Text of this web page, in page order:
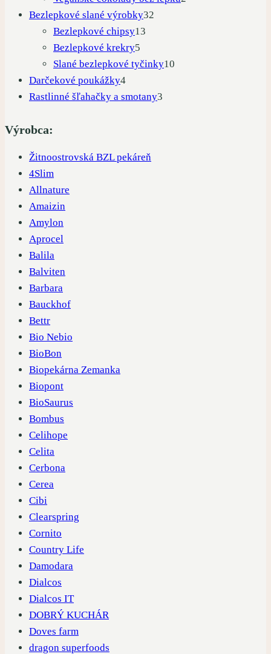
Bezlepkové slané výrobky32
Bezlepkové chipsy13
Bezlepkové krekry5
produktov
Slané bezlepkové tyčinky10
Darčekové poukážky44
produkty
Rastlinné šľahačky a smotany3
Výrobca:
Žitnoostrovská BZL pekáreň
4Slim
Allnature
Amaizin
Amylon
Aprocel
Balila
Balviten
Barbara
Bauckhof
Bettr
Bio Nebio
BioBon
Biopekárna Zemanka
Biopont
BioSaurus
Bombus
Celihope
Celita
Cerbona
Cerea
Cibi
Clearspring
Cornito
Country Life
Damodara
Dialcos
Dialcos IT
DOBRÝ KUCHÁR
Doves farm
dragon superfoods